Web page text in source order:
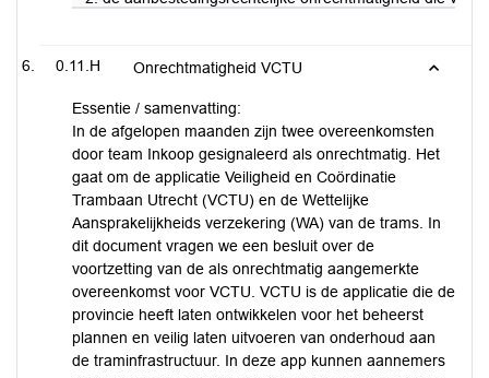
0.11.H Onrechtmatigheid VCTU
Essentie / samenvatting:
In de afgelopen maanden zijn twee overeenkomsten
door team Inkoop gesignaleerd als onrechtmatig. Het
gaat om de applicatie Veiligheid en Coördinatie
Trambaan Utrecht (VCTU) en de Wettelijke
Aansprakelijkheids verzekering (WA) van de trams. In
dit document vragen we een besluit over de
voortzetting van de als onrechtmatig aangemerkte
overeenkomst voor VCTU. VCTU is de applicatie die de
provincie heeft laten ontwikkelen voor het beheerst
plannen en veilig laten uitvoeren van onderhoud aan
de traminfrastructuur. In deze app kunnen aannemers